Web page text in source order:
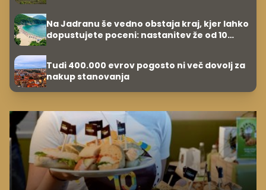
Na Jadranu še vedno obstaja kraj, kjer lahko
dopustujete poceni: nastanitev že od 10
Tudi 400.000 evrov pogosto ni več dovolj za
nakup stanovanja